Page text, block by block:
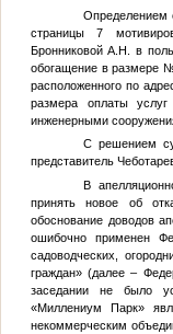
Определением
страницы 7
Бронниковой А.Н. в
обогащение в размере
расположенного по
размера оплаты
инженерными
С решением
представитель
В
принять новое об
обоснование доводов
ошибочно применен
садоводческих,
граждан» (далее –
заседании не было
«Миллениум Парк»
некоммерческим